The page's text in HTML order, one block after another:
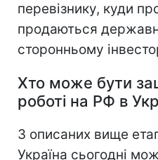
перевізнику, куди
продаються
сторонньому
Хто може бути
роботі на РФ в
З описаних вище
Україна сьогодні